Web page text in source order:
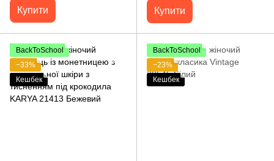
Купити Купити
BackToSchool
−33%
Кешбек
BackToSchool
−23%
Кешбек